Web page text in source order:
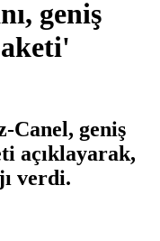
geniş
Canel, geniş
açıklayarak,
verdi.